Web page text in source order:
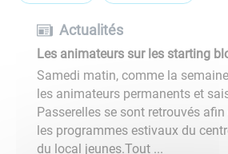
Actualités
Les animateurs sur les starting
Samedi matin, comme la
les animateurs permanents et
Passerelles se sont retrouvés
les programmes estivaux du
du local jeunes.Tout ...